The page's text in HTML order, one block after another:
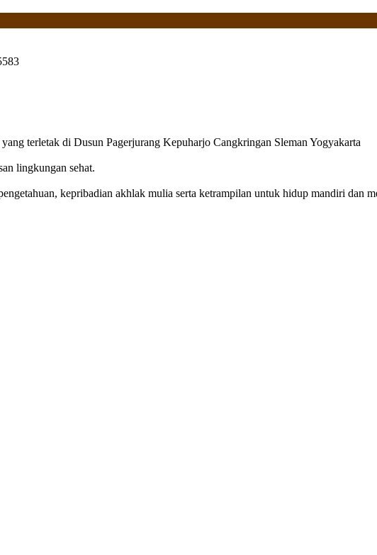
terletak di Dusun Pagerjurang Kepuharjo Cangkringan Sleman Yogyakarta
lingkungan sehat.
kepribadian akhlak mulia serta ketrampilan untuk hidup mandiri dan